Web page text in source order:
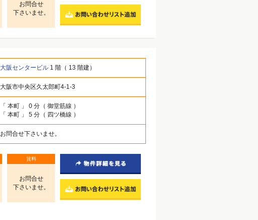
お問合せ
下さいませ。
大阪センタービル 1 階（ 13 階建）
大阪市中央区久太郎町4-1-3
「 本町 」 0 分（ 御堂筋線 ）
「 本町 」 5 分（ 四ツ橋線 ）
お問合せ下さいませ。
賃料
お問合せ
下さいませ。